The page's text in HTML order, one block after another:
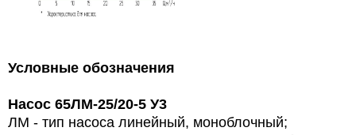
Условные обозначения
Насос 65ЛМ-25/20-5 У3
ЛМ - тип насоса линейный, моноблочный;